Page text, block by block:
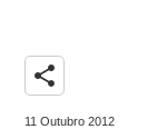
share
11 Outubro 2012